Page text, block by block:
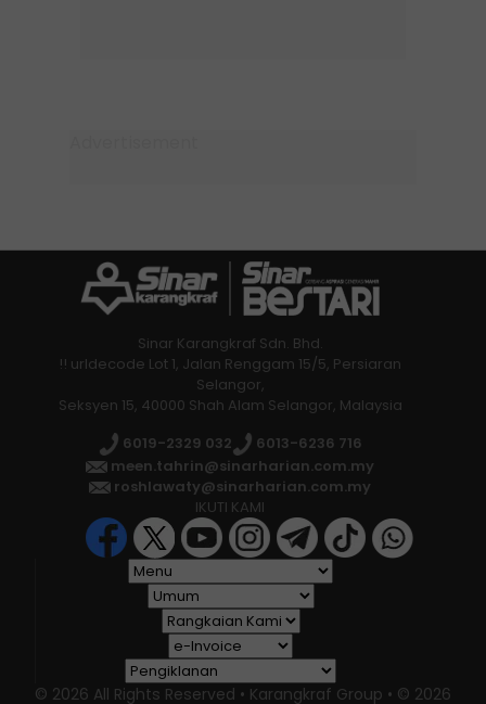
Sinar Karangkraf Sdn. Bhd.
!! urldecode Lot 1, Jalan Renggam 15/5, Persiaran
Selangor,
Seksyen 15, 40000 Shah Alam Selangor, Malaysia
6019-2329 032
6013-6236 716
meen.tahrin@sinarharian.com.my
roshlawaty@sinarharian.com.my
IKUTI KAMI
© 2026 All Rights Reserved • Karangkraf Group • © 2026